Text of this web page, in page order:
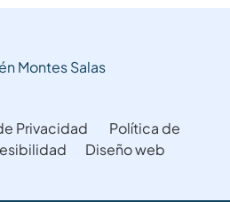
Montes Salas
Privacidad
Política de
Diseño web